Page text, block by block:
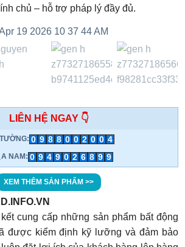
chủ – hỗ trợ pháp lý đầy đủ.
LIÊN HỆ NGAY 👇
0 9 8 8 0 0 2 0 0 4
A NAM: 0 9 4 9 0 2 6 8 9 9
XEM THÊM SẢN PHẨM >>
cung cấp những sản phẩm bất động
được kiểm định kỹ lưỡng và đảm bảo